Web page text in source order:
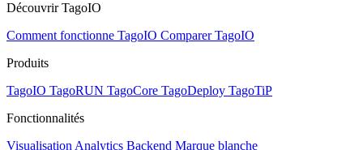
Découvrir TagoIO
Comment fonctionne TagoIO Comparer TagoIO
Produits
TagoIO TagoRUN TagoCore TagoDeploy TagoTiP
Fonctionnalités
Visualisation Analytics Backend Marque blanche